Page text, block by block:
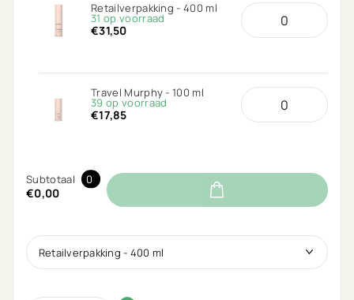
Retailverpakking - 400 ml
31 op voorraad
€31,50
Travel Murphy - 100 ml
39 op voorraad
€17,85
Subtotaal 0
€0,00